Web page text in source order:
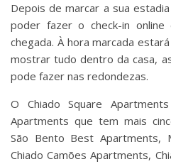
Depois de marcar a sua
poder fazer o check-in
chegada. À hora marcada
mostrar tudo dentro da casa,
pode fazer nas redondezas.
O Chiado Square
Apartments que tem mais
São Bento Best Apartments,
Chiado Camões Apartments,